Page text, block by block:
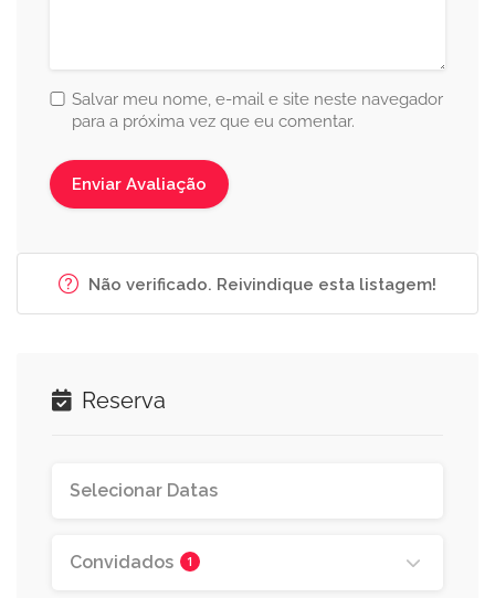
Salvar meu nome, e-mail e site neste navegador
para a próxima vez que eu comentar.
Não verificado. Reivindique esta listagem!
Reserva
Convidados 1